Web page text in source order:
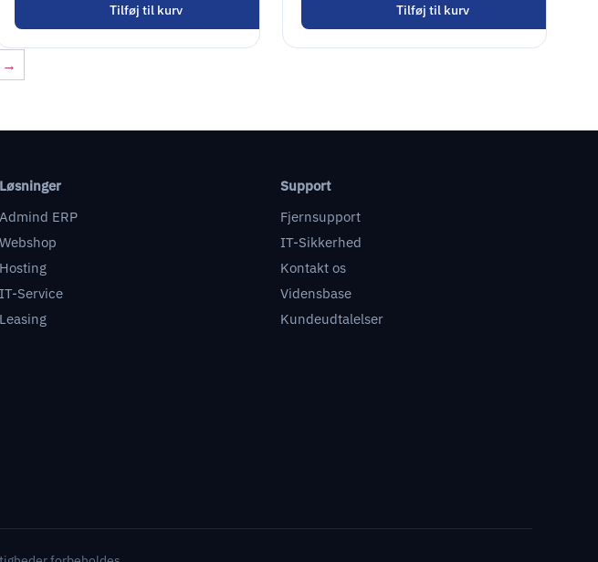
Tilføj til kurv Tilføj til kurv
→
Løsninger
Admind ERP
Webshop
Hosting
IT-Service
Leasing
Support
Fjernsupport
IT-Sikkerhed
Kontakt os
Vidensbase
Kundeudtalelser